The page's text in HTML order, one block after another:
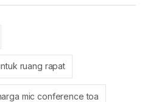
ruang rapat
mic conference toa